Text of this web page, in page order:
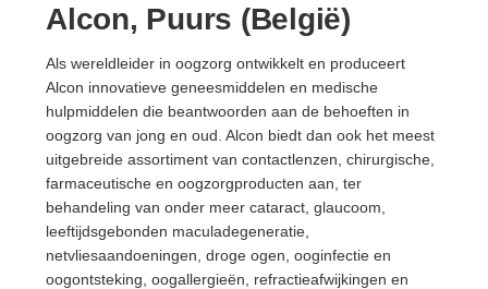
Alcon, Puurs (België)
Als wereldleider in oogzorg ontwikkelt en produceert
Alcon innovatieve geneesmiddelen en medische
hulpmiddelen die beantwoorden aan de behoeften in
oogzorg van jong en oud. Alcon biedt dan ook het meest
uitgebreide assortiment van contactlenzen, chirurgische,
farmaceutische en oogzorgproducten aan, ter
behandeling van onder meer cataract, glaucoom,
leeftijdsgebonden maculadegeneratie,
netvliesaandoeningen, droge ogen, ooginfectie en
oogontsteking, oogallergieën, refractieafwijkingen en